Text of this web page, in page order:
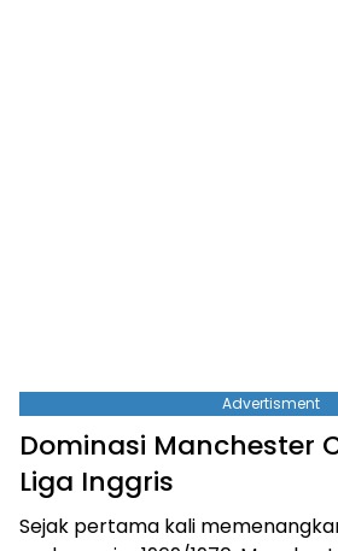
Advertisment
Dominasi Manchester
Liga Inggris
Sejak pertama kali